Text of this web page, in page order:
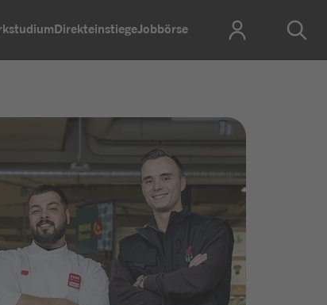
DirekteinstiegeJobbörse